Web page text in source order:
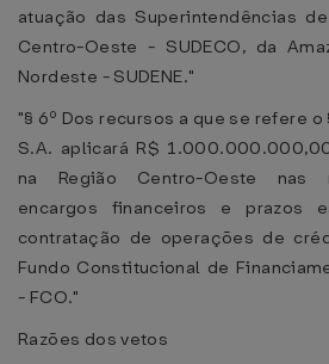
atuação das Superintendências
Centro-Oeste - SUDECO, da
Nordeste - SUDENE."
"§ 6º Dos recursos a que se refere o
S.A. aplicará R$
na Região Centro-Oeste nas
encargos financeiros e prazos
contratação de operações de
Fundo Constitucional de
- FCO."
Razões dos vetos